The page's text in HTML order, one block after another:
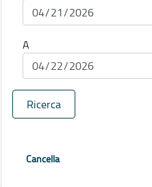
A
Ricerca
Cancella